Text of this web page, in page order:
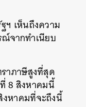
ฯ เห็นถึงความ
ณ์จากทำเนียบ
าภาษีสูงที่สุด
8 สิงหาคมนี้
งหาคมที่จะถึงนี้